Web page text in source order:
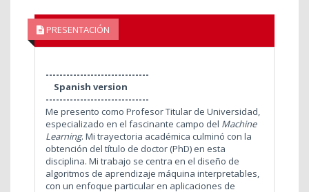
PRESENTACIÓN
------------------------------
Spanish version
------------------------------
Me presento como Profesor Titular de Universidad,
especializado en el fascinante campo del Machine
Learning. Mi trayectoria académica culminó con la
obtención del título de doctor (PhD) en esta
disciplina. Mi trabajo se centra en el diseño de
algoritmos de aprendizaje máquina interpretables,
con un enfoque particular en aplicaciones de